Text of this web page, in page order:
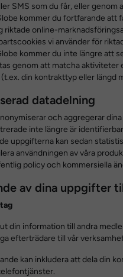
SMS som du får, eller
kommer du fortfarande att
riktade online-
vi använder för
kommer du inte längre att
genom att matcha
din kontrakttyp eller längd
datadelning
och aggregerar
inte längre är
uppgifterna kan sedan
användningen av våra
policy och kommersiella
av dina uppgifter
din information till andra
efterträdare till vår
kan inkludera att dela din